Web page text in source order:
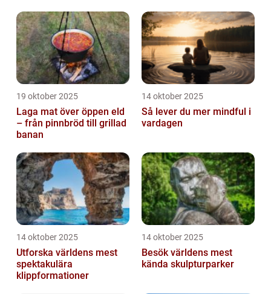
19 oktober 2025
Laga mat över öppen eld
– från pinnbröd till grillad
banan
14 oktober 2025
Så lever du mer mindful i
vardagen
14 oktober 2025
Utforska världens mest
spektakulära
klippformationer
14 oktober 2025
Besök världens mest
kända skulpturparker